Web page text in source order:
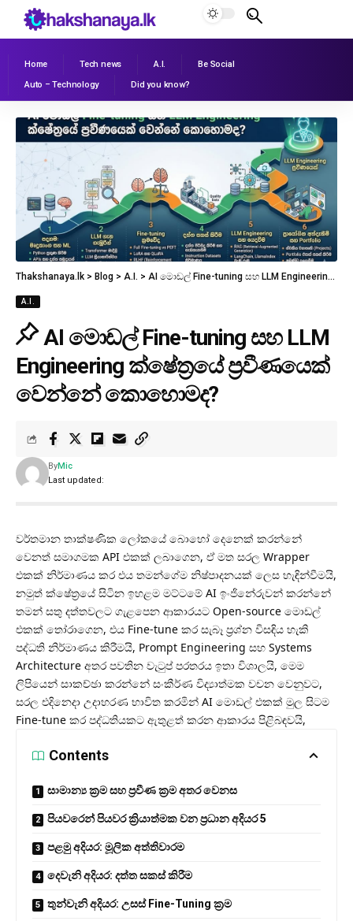
Home Tech news A.I.
Be Social
Auto – Technology
Did you know?
Thakshanaya.lk > Blog > A.I. > AI මොඩල් Fine-tuning සහ LLM Engineering ක්ෂේත්‍රයේ ප්‍රවීණයෙක් වෙන්නේ කොහොමද?
A.I.
AI මොඩල් Fine-tuning සහ LLM
Engineering ක්ෂේත්‍රයේ ප්‍රවීණයෙක්
වෙන්නේ කොහොමද?
Last updated:
ByMic
වර්තමාන තාක්ෂණික ලෝකයේ බොහෝ දෙනෙක් කරන්නේ
වෙනත් සමාගමක API එකක් ලබාගෙන, ඒ මත සරල Wrapper
එකක් නිර්මාණය කර එය තමන්ගේම නිෂ්පාදනයක් ලෙස හැඳින්වීමයි,
නමුත් ක්ෂේත්‍රයේ සිටින ඉහළම මට්ටමේ AI ඉංජිනේරුවන් කරන්නේ
තමන් සතු දත්තවලට ගැළපෙන ආකාරයට Open-source මොඩල්
එකක් තෝරාගෙන, එය Fine-tune කර සැබෑ ප්‍රශ්න විසඳිය හැකි
පද්ධති නිර්මාණය කිරීමයි, Prompt Engineering සහ Systems
Architecture අතර පවතින වැටුප් පරතරය ඉතා විශාලයි, මෙම
ලිපියෙන් සාකච්ඡා කරන්නේ සංකීර්ණ විද්‍යාත්මක වචන වෙනුවට,
සරල එදිනෙදා උදාහරණ භාවිත කරමින් AI මොඩල් එකක් මුල සිටම
Fine-tune කර පද්ධතියකට ඇතුළත් කරන ආකාරය පිළිබඳවයි,
Contents
සාමාන්‍ය ක්‍රම සහ ප්‍රවීණ ක්‍රම අතර වෙනස
පියවරෙන් පියවර ක්‍රියාත්මක වන ප්‍රධාන අදියර 5
පළමු අදියර: මූලික අත්තිවාරම
දෙවැනි අදියර: දත්ත සකස් කිරීම
තුන්වැනි අදියර: උසස් Fine-Tuning ක්‍රම